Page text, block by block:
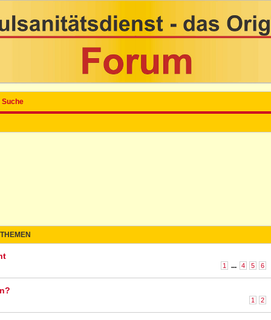
Suche
THEMEN
1 ... 4 5 6
1 2